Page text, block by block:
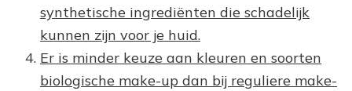
synthetische ingrediënten die schadelijk
kunnen zijn voor je huid.
Er is minder keuze aan kleuren en soorten
biologische make-up dan bij reguliere make-